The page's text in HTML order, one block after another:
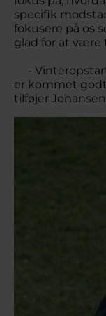
specifik
fokusere på os
glad for at være
-
er kommet
tilføjer